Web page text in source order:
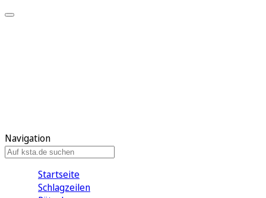
Navigation
Startseite
Schlagzeilen